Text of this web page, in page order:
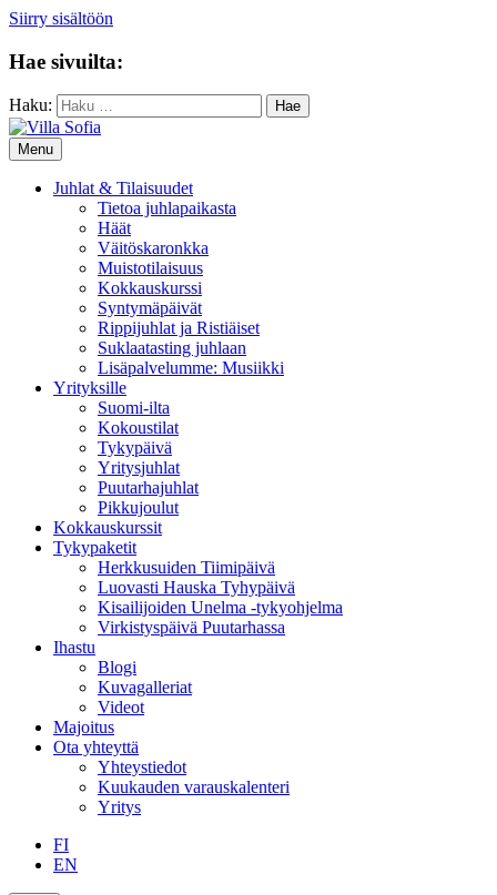
Siirry sisältöön
Hae sivuilta:
Haku:
Menu
Juhlat & Tilaisuudet
Tietoa juhlapaikasta
Häät
Väitöskaronkka
Muistotilaisuus
Kokkauskurssi
Syntymäpäivät
Rippijuhlat ja Ristiäiset
Suklaatasting juhlaan
Lisäpalvelumme: Musiikki
Yrityksille
Suomi-ilta
Kokoustilat
Tykypäivä
Yritysjuhlat
Puutarhajuhlat
Pikkujoulut
Kokkauskurssit
Tykypaketit
Herkkusuiden Tiimipäivä
Luovasti Hauska Tyhypäivä
Kisailijoiden Unelma -tykyohjelma
Virkistyspäivä Puutarhassa
Ihastu
Blogi
Kuvagalleriat
Videot
Majoitus
Ota yhteyttä
Yhteystiedot
Kuukauden varauskalenteri
Yritys
FI
EN